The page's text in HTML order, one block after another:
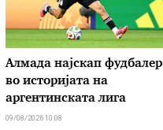
Алмада најскап фудбалер
во историјата на
аргентинската лига
09/08/2026 10:08